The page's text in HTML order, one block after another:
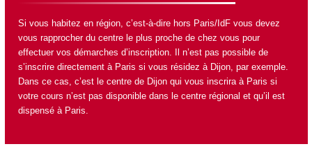
Si vous habitez en région, c’est-à-dire hors Paris/IdF vous devez
vous rapprocher du centre le plus proche de chez vous pour
effectuer vos démarches d’inscription. Il n’est pas possible de
s’inscrire directement à Paris si vous résidez à Dijon, par exemple.
Dans ce cas, c’est le centre de Dijon qui vous inscrira à Paris si
votre cours n’est pas disponible dans le centre régional et qu’il est
dispensé à Paris.